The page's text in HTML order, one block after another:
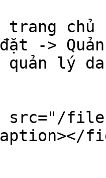
trang chủ
->
quản lý
src="/